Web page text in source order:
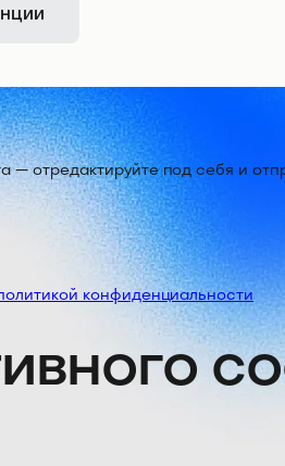
отредактируйте под себя и
конфиденциальности